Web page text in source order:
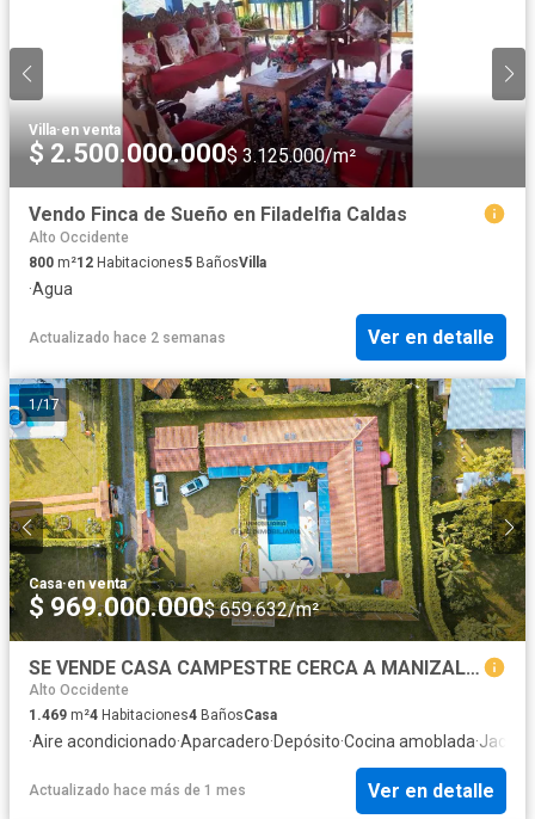
Villa·en venta
$ 2.500.000.000$ 3.125.000/m²
Vendo Finca de Sueño en Filadelfia Caldas
Alto Occidente
800 m²12 Habitaciones5 BañosVilla
·Agua
Actualizado hace 2 semanas Ver en detalle
1/17
Casa·en venta
$ 969.000.000$ 659.632/m²
SE VENDE CASA CAMPESTRE CERCA A MANIZALES
Alto Occidente
1.469 m²4 Habitaciones4 BañosCasa
·Aire acondicionado·Aparcadero·Depósito·Cocina amoblada·
Actualizado hace más de 1 mes Ver en detalle